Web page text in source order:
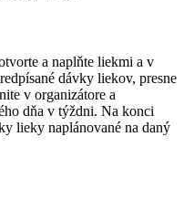
a naplňte liekmi a v
dávky liekov, presne
v organizátore a
dňa v týždni. Na konci
lieky naplánované na daný